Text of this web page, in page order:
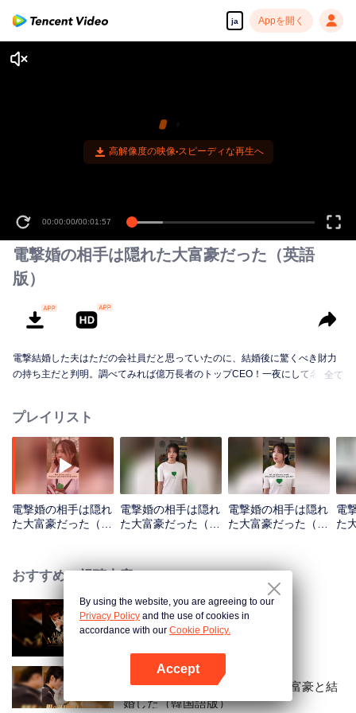
ja Appを開く
高解像度の映像•スピーディな再生へ
00:00:00/00:01:57
電撃婚の相手は隠れた大富豪だった（英語
版）
電撃結婚した夫はただの会社員だと思っていたのに、結婚後に驚くべき財力
の持ち主だと判明。調べてみれば億万長者のトップCEO！一夜にして名門の
全て
プレイリスト
電撃婚の相手は隠れ
た大富豪だった（英
電撃婚の相手は隠れ
た大富豪だった（英
電撃婚の相手は隠れ
た大富豪だった（英
電
た
おすすめの視聴内容
旦那様、私を愛してください
結納金が決裂した後、千億の大富豪と結
婚した（韓国語版）
By using the website, you are agreeing to our
Privacy Policy and the use of cookies in
accordance with our Cookie Policy.
Accept